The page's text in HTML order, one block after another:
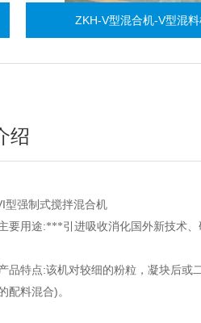
ZKH-V型混合机-V型混料机
绍
型强制式搅拌混合机
要用途:***引进吸收消化国外新技术、
品特点:该机对较细的粉粒，凝块后或
配料混合)。